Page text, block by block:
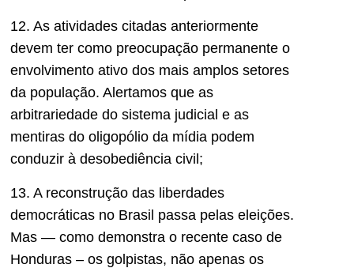
12. As atividades citadas anteriormente
devem ter como preocupação permanente o
envolvimento ativo dos mais amplos setores
da população. Alertamos que as
arbitrariedade do sistema judicial e as
mentiras do oligopólio da mídia podem
conduzir à desobediência civil;
13. A reconstrução das liberdades
democráticas no Brasil passa pelas eleições.
Mas — como demonstra o recente caso de
Honduras – os golpistas, não apenas os